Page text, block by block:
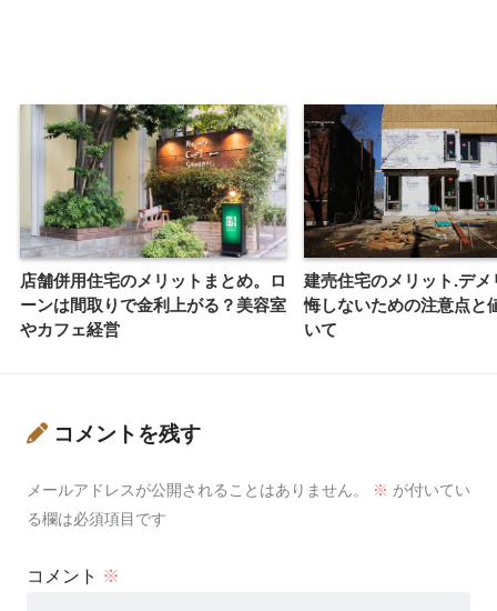
店舗併用住宅のメリットまとめ。ロ
ーンは間取りで金利上がる？美容室
やカフェ経営
建売住宅のメリット.デ
悔しないための注意点と
いて
コメントを残す
メールアドレスが公開されることはありません。 ※ が付いてい
る欄は必須項目です
コメント ※